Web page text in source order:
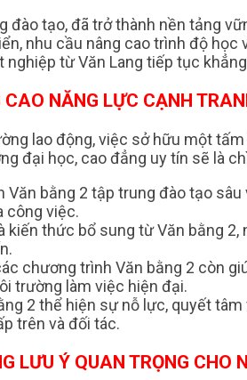
đào tạo, đã trở thành nền tảng
nhu cầu nâng cao trình độ
từ Văn Lang tiếp tục
NĂNG LỰC CẠNH
lao động, việc sở hữu một
đại học, cao đẳng uy tín sẽ là
Văn bằng 2 tập trung đào tạo
công việc.
kiến thức bổ sung từ Văn bằng
chương trình Văn bằng 2 còn
trường làm việc hiện đại.
2 thể hiện sự nỗ lực, quyết
trên và đối tác.
LƯU Ý QUAN TRỌNG CHO